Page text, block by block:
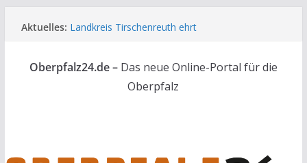
Inhalt
Aktuelles: Landkreis Tirschenreuth ehrt
Deutsch-amerikanischer Schüleraustausch zu
Gast im Landratsamt
Vater und Sohn mit Waffen und Böllern erwischt
Oberpfalz24.de – Das neue Online-Portal für die
Oberpfalz